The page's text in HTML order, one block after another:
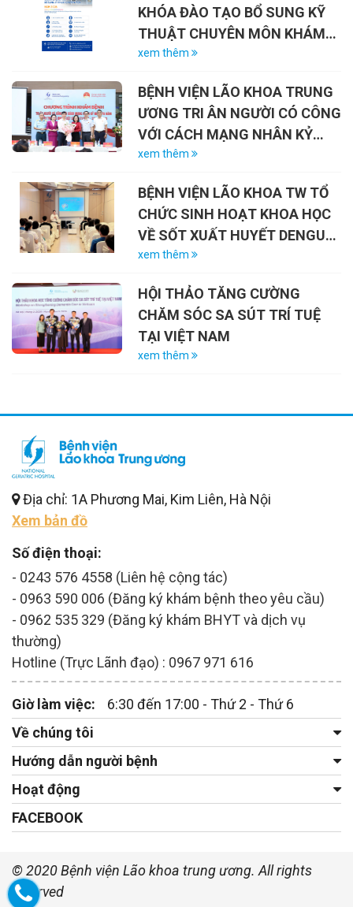
KHÓA ĐÀO TẠO BỔ SUNG KỸ
THUẬT CHUYÊN MÔN KHÁM
CHỮA BỆNH NĂM 2026
xem thêm
BỆNH VIỆN LÃO KHOA TRUNG
ƯƠNG TRI ÂN NGƯỜI CÓ CÔNG
VỚI CÁCH MẠNG NHÂN KỶ
NIỆM 79 NĂM NGÀY THƯƠNG
27/7/2026)
xem thêm
BỆNH VIỆN LÃO KHOA TW TỔ
CHỨC SINH HOẠT KHOA HỌC
VỀ SỐT XUẤT HUYẾT DENGUE
VÀ VAI TRÒ CỦA VẮC-XIN
xem thêm
HỘI THẢO TĂNG CƯỜNG
CHĂM SÓC SA SÚT TRÍ TUỆ
TẠI VIỆT NAM
xem thêm
Địa chỉ: 1A Phương Mai, Kim Liên, Hà Nội
Xem bản đồ
Số điện thoại:
- 0243 576 4558 (Liên hệ cộng tác)
- 0963 590 006 (Đăng ký khám bệnh theo yêu cầu)
- 0962 535 329 (Đăng ký khám BHYT và dịch vụ
thường)
Hotline (Trực Lãnh đạo) : 0967 971 616
Giờ làm việc:
6:30 đến 17:00 - Thứ 2 - Thứ 6
Về chúng tôi
Hướng dẫn người bệnh
Hoạt động
FACEBOOK
© 2020 Bệnh viện Lão khoa trung ương. All rights
reserved